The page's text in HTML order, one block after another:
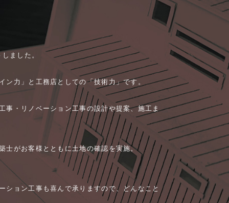
ました。
力」と工務店としての「技術力」です。
事・リノベーション工事の設計や提案、施工ま
士がお客様とともに土地の確認を実施。
ション工事も喜んで承りますので、どんなこと